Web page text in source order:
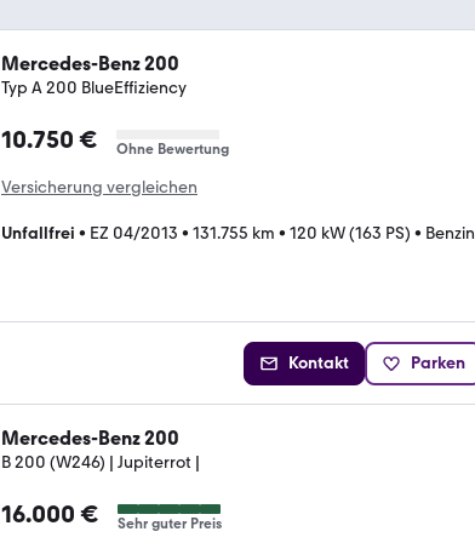
Mercedes-Benz 200
Typ A 200 BlueEffiziency
10.750 € Ohne Bewertung
Versicherung vergleichen
Unfallfrei • EZ 04/2013 • 131.755 km • 120 kW (163 PS) • Benzin
Kontakt Parken
Mercedes-Benz 200
B 200 (W246) | Jupiterrot |
16.000 € Sehr guter Preis